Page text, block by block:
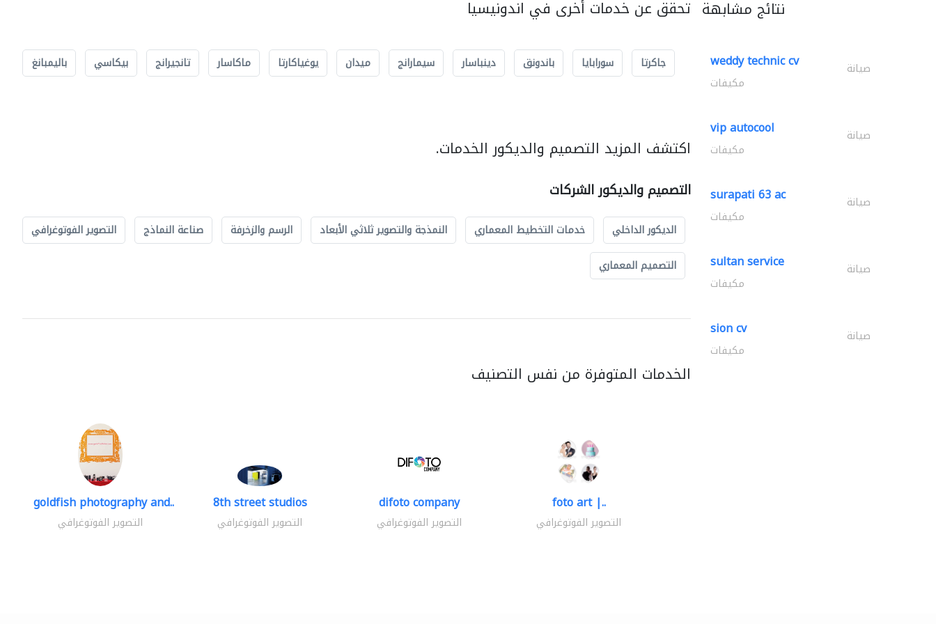
تحقق عن خدمات أخرى في اندونيسيا
جاكرتا سورابايا باندونق دينباسار سيمارانج ميدان يوغياكارتا ماكاسار تانجيرانج بيكاسي باليمبانغ
اكتشف المزيد التصميم والديكور الخدمات.
التصميم والديكور الشركات
الديكور الداخلي خدمات التخطيط المعماري النمذجة والتصوير ثلاثي الأبعاد الرسم والزخرفة صناعة النماذج
التصوير الفوتوغرافي
التصميم المعماري
الخدمات المتوفرة من نفس التصنيف
goldfish photography and..
التصوير الفوتوغرافي
8th street studios
التصوير الفوتوغرافي
difoto company
التصوير الفوتوغرافي
foto art |..
التصوير الفوتوغرافي
نتائج مشابهة
weddy technic cv صيانة
مكيفات
vip autocool صيانة
مكيفات
surapati 63 ac صيانة
مكيفات
sultan service صيانة
مكيفات
sion cv صيانة
مكيفات